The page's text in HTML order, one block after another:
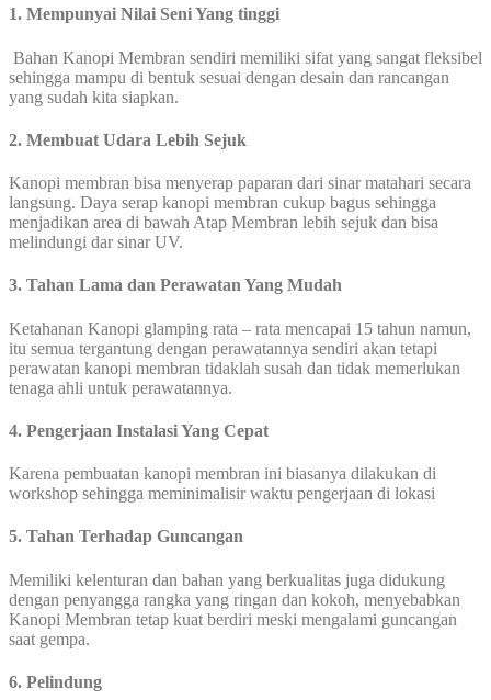
1. Mempunyai Nilai Seni Yang tinggi
Bahan Kanopi Membran sendiri memiliki sifat yang sangat fleksibel
sehingga mampu di bentuk sesuai dengan desain dan rancangan
yang sudah kita siapkan.
2. Membuat Udara Lebih Sejuk
Kanopi membran bisa menyerap paparan dari sinar matahari secara
langsung. Daya serap kanopi membran cukup bagus sehingga
menjadikan area di bawah Atap Membran lebih sejuk dan bisa
melindungi dar sinar UV.
3. Tahan Lama dan Perawatan Yang Mudah
Ketahanan Kanopi glamping rata – rata mencapai 15 tahun namun,
itu semua tergantung dengan perawatannya sendiri akan tetapi
perawatan kanopi membran tidaklah susah dan tidak memerlukan
tenaga ahli untuk perawatannya.
4. Pengerjaan Instalasi Yang Cepat
Karena pembuatan kanopi membran ini biasanya dilakukan di
workshop sehingga meminimalisir waktu pengerjaan di lokasi
5. Tahan Terhadap Guncangan
Memiliki kelenturan dan bahan yang berkualitas juga didukung
dengan penyangga rangka yang ringan dan kokoh, menyebabkan
Kanopi Membran tetap kuat berdiri meski mengalami guncangan
saat gempa.
6. Pelindung